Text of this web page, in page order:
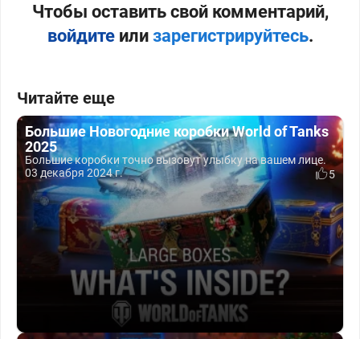
Чтобы оставить свой комментарий,
войдитеили зарегистрируйтесь.
Читайте еще
Большие Новогодние коробки World of Tanks
2025
Большие коробки точно вызовут улыбку на вашем лице.
03 декабря 2024 г.
5